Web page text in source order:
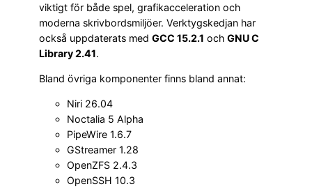
viktigt för både spel, grafikacceleration och
moderna skrivbordsmiljöer. Verktygskedjan har
också uppdaterats med GCC 15.2.1 och GNU C
Library 2.41.
Bland övriga komponenter finns bland annat:
Niri 26.04
Noctalia 5 Alpha
PipeWire 1.6.7
GStreamer 1.28
OpenZFS 2.4.3
OpenSSH 10.3